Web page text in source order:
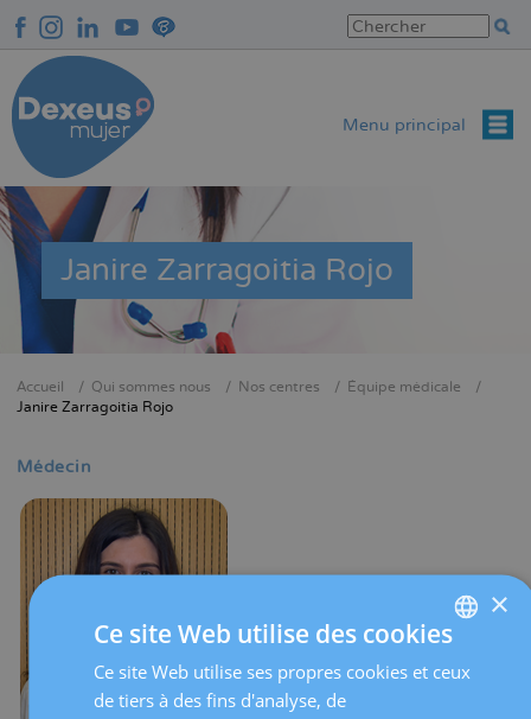
au
contenu
principal
Menu principal
Janire Zarragoitia Rojo
Fil
Accueil Qui sommes nous Nos centres
Équipe médicale
Janire Zarragoitia Rojo
Médecin
SPANISH
×
Ce site Web utilise des cookies
Ce site Web utilise ses propres cookies et ceux
de tiers à des fins d'analyse, de